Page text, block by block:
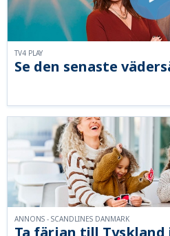
Se den senaste
TV4 PLAY
ANNONS - SCANDLINES DANMARK